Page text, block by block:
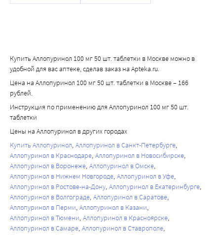
Согласно существующим сведениям, на фоне терапии
аллопуринолом лихорадка развивалась как
изолированно, так и в сочетании с симптомами
генерализованной реакции гиперчувствительности (см.
подраздел «Нарушения со стороны иммунной системы»).
Сообщения о возможных побочных реакциях:
Предоставление данных о предполагаемых побочных
реакциях препарата является очень важным моментом,
позволяющим осуществлять непрерывный мониторинг
соотношения риск/польза лекарственного средства.
Медицинским работникам следует предоставлять
информацию о любых предполагаемых
неблагоприятных реакциях по указанным в конце
инструкции контактам, а также через национальную
систему сбора информации.
Купить Аллопуринол 100 мг 50 шт. таблетки в Москве можно в
удобной для вас аптеке, сделав заказ на Apteka.ru.
Цена на Аллопуринол 100 мг 50 шт. таблетки в Москве – 166
рублей.
Инструкция по применению для Аллопуринол 100 мг 50 шт.
таблетки
Цены на Аллопуринол в других городах
Купить Аллопуринол Аллопуринол в Санкт-Петербурге
Аллопуринол в Краснодаре Аллопуринол в Новосибирске
Аллопуринол в Воронеже Аллопуринол в Омске
Аллопуринол в Нижнем Новгороде Аллопуринол в Уфе
Аллопуринол в Ростове-на-Дону Аллопуринол в Екатеринбурге
Аллопуринол в Волгограде Аллопуринол в Саратове
Аллопуринол в Перми Аллопуринол в Казани
Аллопуринол в Тюмени Аллопуринол в Красноярске
Аллопуринол в Самаре Аллопуринол в Ставрополе